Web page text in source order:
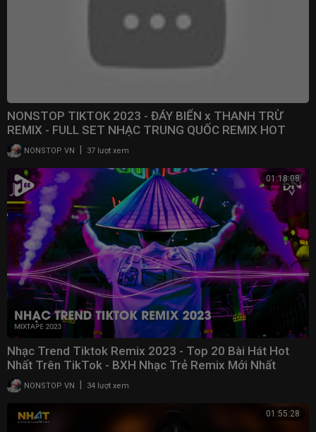
NONSTOP TIKTOK 2023 - ĐÁY BIỂN x THANH TRỪ
REMIX - FULL SET NHẠC TRUNG QUỐC REMIX HOT
TRENDS TIKTOK
NONSTOP VN 37 lượt xem
01:18:08
Nhạc Trend Tiktok Remix 2023 - Top 20 Bài Hát Hot
Nhất Trên TikTok - BXH Nhạc Trẻ Remix Mới Nhất
NONSTOP VN 34 lượt xem
01:55:28